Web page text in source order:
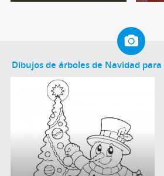
Dibujos de árboles de Navidad